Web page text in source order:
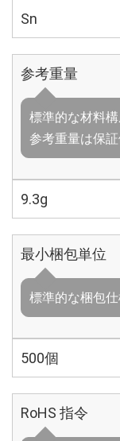
Sn
参考重量
標準的な材料
参考重量は保
9.3g
最小梱包単位
標準的な梱包
500個
RoHS 指令